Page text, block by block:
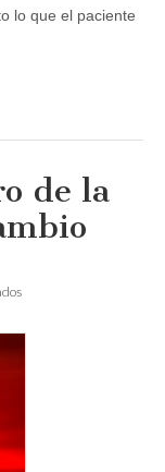
lo que el paciente
de la
en
cambio